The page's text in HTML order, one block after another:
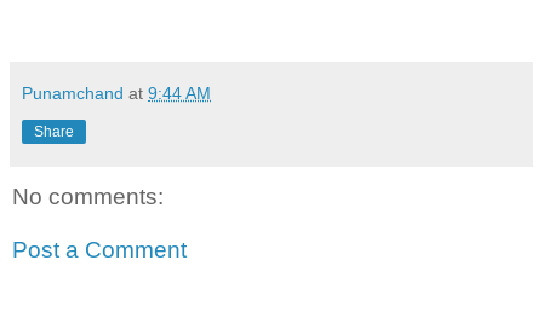
Punamchand at 9:44 AM
Share
No comments:
Post a Comment